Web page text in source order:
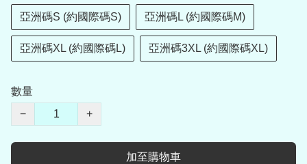
亞洲碼S (約國際碼S) 亞洲碼L (約國際碼M)
亞洲碼XL (約國際碼L) 亞洲碼3XL (約國際碼XL)
數量
−
+
加至購物車